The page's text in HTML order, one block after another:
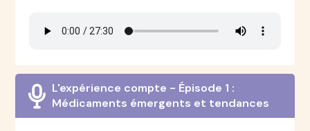
L'expérience compte - Épisode 1 :
Médicaments émergents et tendances